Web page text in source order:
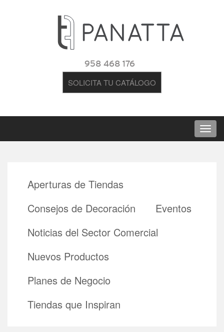
958 468 176
SOLICITA TU CATÁLOGO
Aperturas de Tiendas
Consejos de Decoración
Eventos
Noticias del Sector Comercial
Nuevos Productos
Planes de Negocio
Tiendas que Inspiran